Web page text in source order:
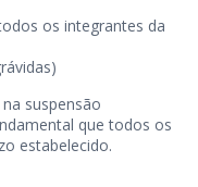
os integrantes da
suspensão
que todos os
estabelecido.